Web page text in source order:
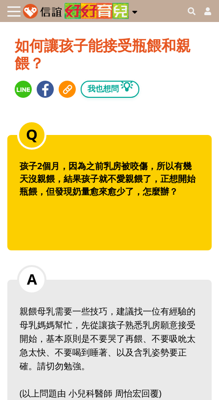
如何讓孩子能接受瓶餵和親
餵？
我也想問 💡
孩子2個月，因為之前乳房被咬傷，所以有幾
天沒親餵，結果孩子就不愛親餵了，正想開始
瓶餵，但發現奶量愈來愈少了，怎麼辦？
親餵母乳需要一些技巧，建議找一位有經驗的
母乳媽媽幫忙，先從讓孩子熟悉乳房願意接受
開始，基本原則是不要哭了再餵、不要吸吮太
急太快、不要喝到睡著、以及含乳姿勢要正
確。請切勿勉強。
(以上問題由 小兒科醫師 周怡宏回覆)